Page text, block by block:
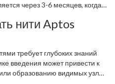
через 3-6 месяцев, когда
нити Aptos
требует глубоких знаний
введения может привести к
образованию видимых узлов